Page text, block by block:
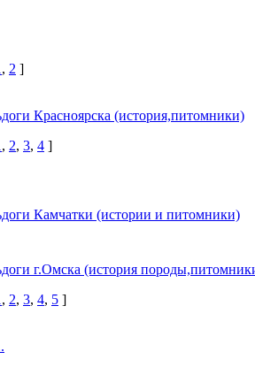
, 2 ]
Красноярска (история,питомники)
, 2, 3, 4 ]
Камчатки (истории и питомники)
г.Омска (история
, 2, 3, 4, 5 ]